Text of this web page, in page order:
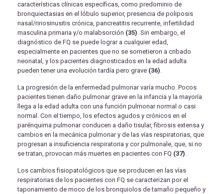
características clínicas específicas, como predominio de
bronquiectasias en el lóbulo superior, presencia de poliposis
nasal/rinosinusitis crónica, pancreatitis recurrente, infertilidad
masculina primaria y/o malabsorción (35). Sin embargo, el
diagnóstico de FQ se puede lograr a cualquier edad,
especialmente en pacientes que no se sometieron a cribado
neonatal, y los pacientes diagnosticados en la edad adulta
pueden tener una evolución tardía pero grave (36).
La progresión de la enfermedad pulmonar varía mucho. Pocos
pacientes tienen daño pulmonar grave en la infancia y la mayoría
llega a la edad adulta con una función pulmonar normal o casi
normal. Con el tiempo, los efectos agudos y crónicos en el
parénquima pulmonar conducen a daño tisular, fibrosis extensa y
cambios en la mecánica pulmonar y de las vías respiratorias, que
progresan a insuficiencia respiratoria y cor pulmonale, que, si no
se tratan, provocan más muertes en pacientes con FQ (37).
Los cambios fisiopatológicos que se producen en las vías
respiratorias de los pacientes con FQ se caracterizan por el
taponamiento de moco de los bronquiolos de tamaño pequeño y